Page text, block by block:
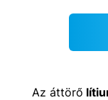
Az áttörő